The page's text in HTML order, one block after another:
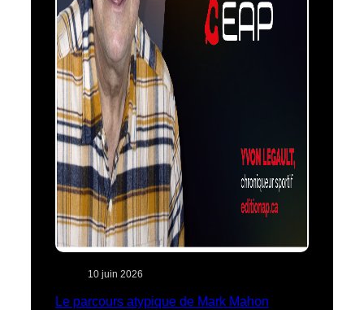
10 juin 2026
Le parcours atypique de Mark Mahon